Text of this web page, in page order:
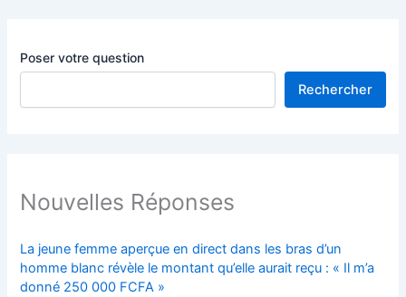
Poser votre question
Rechercher
Nouvelles Réponses
La jeune femme aperçue en direct dans les bras d’un
homme blanc révèle le montant qu’elle aurait reçu : « Il m’a
donné 250 000 FCFA »